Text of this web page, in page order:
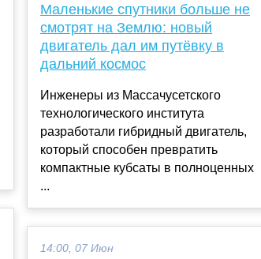
Маленькие спутники больше не
смотрят на Землю: новый
двигатель дал им путёвку в
дальний космос
Инженеры из Массачусетского
технологического института
разработали гибридный двигатель,
который способен превратить
компактные кубсаты в полноценных
...
14:00, 07 Июн